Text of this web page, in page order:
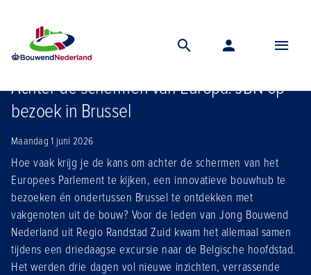
Nieuws
Achter de schermen van Europa: JBN op
bezoek in Brussel
Maandag 1 juni 2026
Hoe vaak krijg je de kans om achter de schermen van het
Europees Parlement te kijken, een innovatieve bouwhub te
bezoeken én ondertussen Brussel te ontdekken met
vakgenoten uit de bouw? Voor de leden van Jong Bouwend
Nederland uit Regio Randstad Zuid kwam het allemaal samen
tijdens een driedaagse excursie naar de Belgische hoofdstad.
Het werden drie dagen vol nieuwe inzichten, verrassende